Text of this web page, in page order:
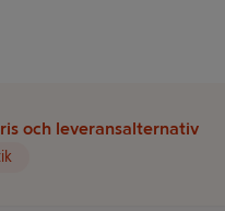
och leveransalternativ